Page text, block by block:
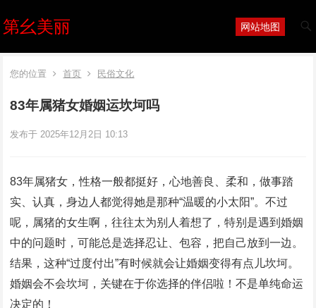
第幺美丽 网站地图
您的位置 首页 民俗文化
83年属猪女婚姻运坎坷吗
发布于 2025年12月2日 10:13
83年属猪女，性格一般都挺好，心地善良、柔和，做事踏
实、认真，身边人都觉得她是那种“温暖的小太阳”。不过
呢，属猪的女生啊，往往太为别人着想了，特别是遇到婚姻
中的问题时，可能总是选择忍让、包容，把自己放到一边。
结果，这种“过度付出”有时候就会让婚姻变得有点儿坎坷。
婚姻会不会坎坷，关键在于你选择的伴侣啦！不是单纯命运
决定的！